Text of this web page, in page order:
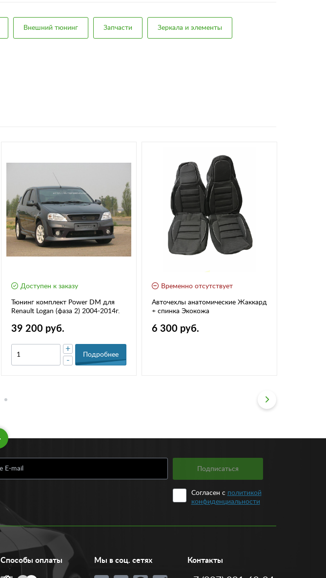
Внешний тюнинг Запчасти Зеркала и элементы
Доступен к заказу
Тюнинг комплект Power DM для
Renault Logan (фаза 2) 2004-2014г.
39 200 руб.
-
+
Подробнее
Временно отсутствует
Авточехлы анатомические Жаккард
+ спинка Экокожа
6 300 руб.
Подписаться
Согласен с политикой
конфиденциальности
Способы оплаты Мы в соц. сетях Контакты